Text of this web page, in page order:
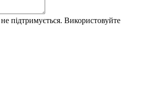
підтримується. Використовуйте